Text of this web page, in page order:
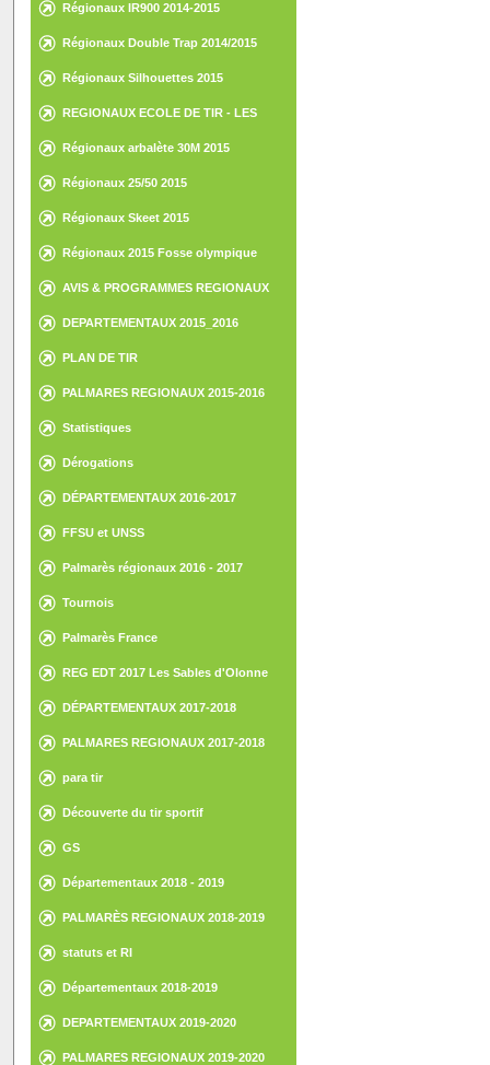
Régionaux IR900 2014-2015
Régionaux Double Trap 2014/2015
Régionaux Silhouettes 2015
REGIONAUX ECOLE DE TIR - LES
Régionaux arbalète 30M 2015
Régionaux 25/50 2015
Régionaux Skeet 2015
Régionaux 2015 Fosse olympique
AVIS & PROGRAMMES REGIONAUX
DEPARTEMENTAUX 2015_2016
PLAN DE TIR
PALMARES REGIONAUX 2015-2016
Statistiques
Dérogations
DÉPARTEMENTAUX 2016-2017
FFSU et UNSS
Palmarès régionaux 2016 - 2017
Tournois
Palmarès France
REG EDT 2017 Les Sables d'Olonne
DÉPARTEMENTAUX 2017-2018
PALMARES REGIONAUX 2017-2018
para tir
Découverte du tir sportif
GS
Départementaux 2018 - 2019
PALMARÈS REGIONAUX 2018-2019
statuts et RI
Départementaux 2018-2019
DEPARTEMENTAUX 2019-2020
PALMARES REGIONAUX 2019-2020